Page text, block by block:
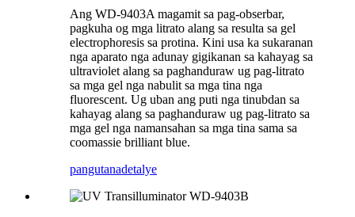
Ang WD-9403A magamit sa pag-obserbar,
pagkuha og mga litrato alang sa resulta sa gel
electrophoresis sa protina. Kini usa ka sukaranan
nga aparato nga adunay gigikanan sa kahayag sa
ultraviolet alang sa paghanduraw ug pag-litrato
sa mga gel nga nabulit sa mga tina nga
fluorescent. Ug uban ang puti nga tinubdan sa
kahayag alang sa paghanduraw ug pag-litrato sa
mga gel nga namansahan sa mga tina sama sa
coomassie brilliant blue.
pangutanadetalye